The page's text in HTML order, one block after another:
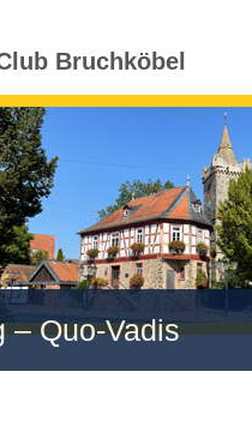
Bruchköbel
– Quo-Vadis